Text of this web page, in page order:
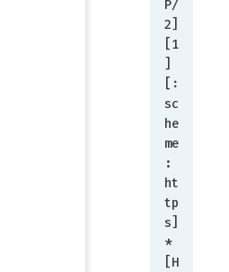
P/
2]
[1
]
[:
sc
he
me
:
ht
tp
s]
*
[H